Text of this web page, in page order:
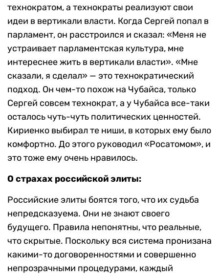
технократом, а технократы реализуют свои
идеи в вертикали власти. Когда Сергей попал в
парламент, он расстроился и сказал: «Меня не
устраивает парламентская культура, мне
интереснее жить в вертикали власти». «Мне
сказали, я сделал» — это технократический
подход. Он чем-то похож на Чубайса, только
Сергей совсем технократ, а у Чубайса все-таки
осталось чуть-чуть политических ценностей.
Кириенко выбирал те ниши, в которых ему было
комфортно. До этого руководил «Росатомом», и
это тоже ему очень нравилось.
О страхах российской элиты:
Российские элиты боятся того, что их судьба
непредсказуема. Они не знают своего
будущего. Правила непонятны, что реальные,
что скрытые. Поскольку вся система пронизана
какими-то договоренностями и совершенно
непрозрачными процедурами, каждый